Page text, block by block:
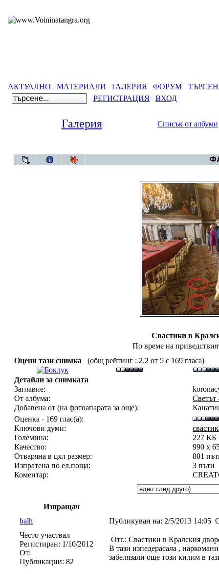
АКТУАЛНО МАТЕРИАЛИ ГАЛЕРИЯ ФОРУМ
РЕГИСТРАЦИЯ
ВХОД
Галерия Списък от албуми
Свастики в
По време на
Оцени тази снимка
(общ рейтинг : 2.2 от 5 с 169 гласа)
Детайли за снимката
Заглавие:
От албума:
Светът
Добавена от (на фотоапарата за още):
Оценка - 169 глас(а):
Ключови думи:
Големина:
227 КБ
Качество:
990 x
Отваряна в цял размер:
801
Изпратена по ел.поща:
3 пъти
Коментар:
Изпращач
balh
Публикуван на: 2/5/2013 14:05
Често участвал
Регистиран: 1/10/2012
От:
Публикации: 82
Отг.: Свастики в Кралския
В тази изпедерасала ,
забелязали още този килим в